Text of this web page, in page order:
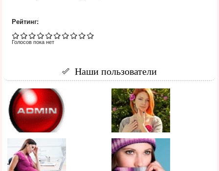
Рейтинг:
Голосов пока нет
Наши пользователи